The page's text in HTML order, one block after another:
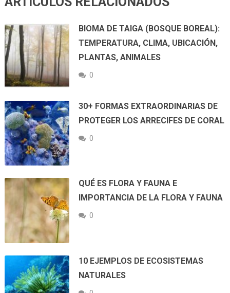
BIOMA DE TAIGA (BOSQUE BOREAL):
TEMPERATURA, CLIMA, UBICACIÓN,
PLANTAS, ANIMALES
0
30+ FORMAS EXTRAORDINARIAS DE
PROTEGER LOS ARRECIFES DE CORAL
0
QUÉ ES FLORA Y FAUNA E
IMPORTANCIA DE LA FLORA Y FAUNA
0
10 EJEMPLOS DE ECOSISTEMAS
NATURALES